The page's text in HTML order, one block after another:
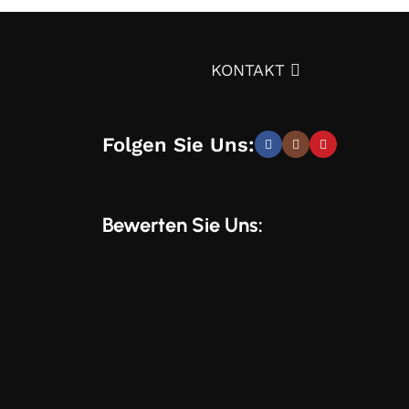
– und trotzdem günstig.Überzeugen Sie sich
moderne und stilvolle Lösungen, die Sie
Wünschen zu entwickeln. Sie erhalten speziell
KONTAKT
Folgen Sie Uns:
Bewerten Sie Uns: